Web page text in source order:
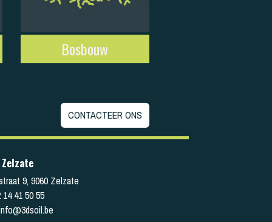
Bosbouw
CONTACTEER ONS
9, 9060 Zelzate
14 41 50 55